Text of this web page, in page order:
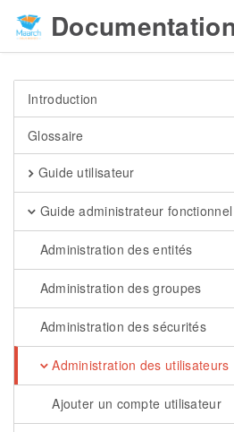
Introduction
Glossaire
Guide utilisateur
Guide administrateur fonctionnel
Administration des entités
Administration des groupes
Administration des sécurités
Administration des utilisateurs
Ajouter un compte utilisateur